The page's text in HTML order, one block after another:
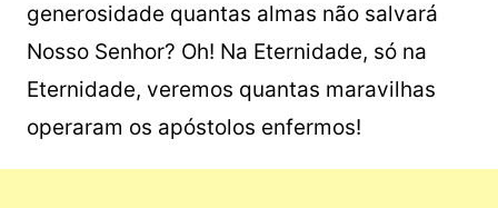
generosidade quantas almas não salvará
Nosso Senhor? Oh! Na Eternidade, só na
Eternidade, veremos quantas maravilhas
operaram os apóstolos enfermos!